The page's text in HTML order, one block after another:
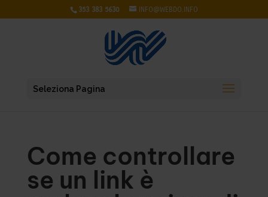
353 383 5630 INFO@WEBDO.INFO
Seleziona Pagina
Come controllare
se un link è